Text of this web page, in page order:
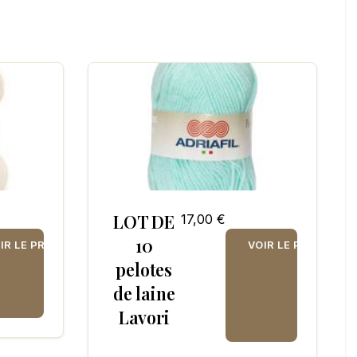
LE PRODUIT
LOT DE
10
pelotes
de laine
Lavori
17,00 €
VOIR LE PRODUIT